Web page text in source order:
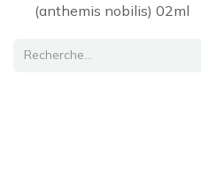
(anthemis nobilis) 02ml